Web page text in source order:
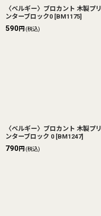
〈ベルギー〉ブロカント 木製プリ
ンターブロック0 [BM1175]
590円 (税込)
〈ベルギー〉ブロカント 木製プリ
ンターブロック 0 [BM1247]
790円 (税込)